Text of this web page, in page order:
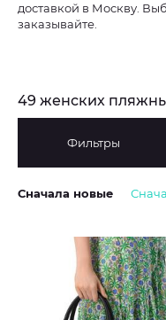
доставкой в Москву.
заказывайте.
49 женских
Фильтры
Сначала новые